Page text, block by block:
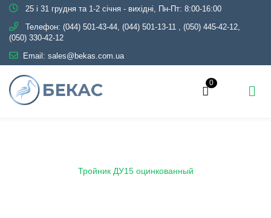
25 і 31 грудня та 1-2 січня - вихідні, Пн-Пт: 8:00-16:00
Телефон: (044) 501-43-44, (044) 501-13-11 , (050) 445-42-12,
(050) 330-42-12
Email: sales@bekas.com.ua
0
Тройник ДУ15 оцинкованный